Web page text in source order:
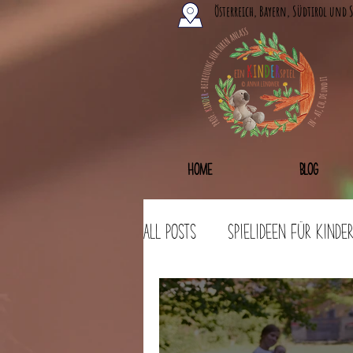
Österreich, Bayern, Südtirol und
Home Blog
All Posts Spielideen für Kinder
Bastelideen Workshops